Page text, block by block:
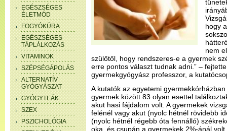
EGÉSZSÉGES
ÉLETMÓD
FOGYÓKÚRA
EGÉSZSÉGES
TÁPLÁLKOZÁS
VITAMINOK
SZÉPSÉGÁPOLÁS
ALTERNATÍV
GYÓGYÁSZAT
GYÓGYTEÁK
SZEX
PSZICHOLÓGIA
hogy
nem
szülőtől, hogy rendszeres-e a gyermek
erre pontos választ tudnak adni.” –
gyermekgyógyász professzor, a
A kutatók az egyetemi
gyermek között 83 olyan esettel
akut hasi fájdalom volt. A gyermekek
felénél vagy akut (nyolc hétnél rövidebb
(nyolc hétnél régebb óta fennálló)
oka, és csupán a gyermekek 2%-ánál